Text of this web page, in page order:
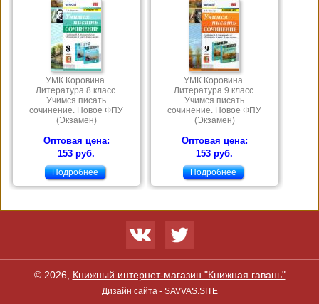
УМК Коровина.
Литература 8 класс.
Учимся писать
сочинение. Новое ФПУ
(Экзамен)
Оптовая цена:
153 руб.
Подробнее
УМК Коровина.
Литература 9 класс.
Учимся писать
сочинение. Новое ФПУ
(Экзамен)
Оптовая цена:
153 руб.
Подробнее
© 2026, Книжный интернет-магазин "Книжная гавань"
Дизайн сайта - SAVVAS.SITE